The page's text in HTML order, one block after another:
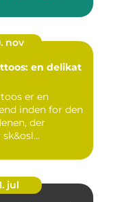
nov
en delikat
er en
inden for den
der
jul